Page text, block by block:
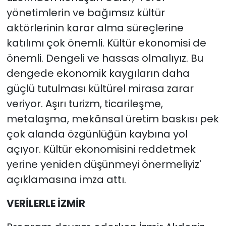
yönetimlerin ve bağımsız kültür
aktörlerinin karar alma süreçlerine
katılımı çok önemli. Kültür ekonomisi de
önemli. Dengeli ve hassas olmalıyız. Bu
dengede ekonomik kaygıların daha
güçlü tutulması kültürel mirasa zarar
veriyor. Aşırı turizm, ticarileşme,
metalaşma, mekânsal üretim baskısı pek
çok alanda özgünlüğün kaybına yol
açıyor. Kültür ekonomisini reddetmek
yerine yeniden düşünmeyi önermeliyiz'
açıklamasına imza attı.
VERİLERLE İZMİR